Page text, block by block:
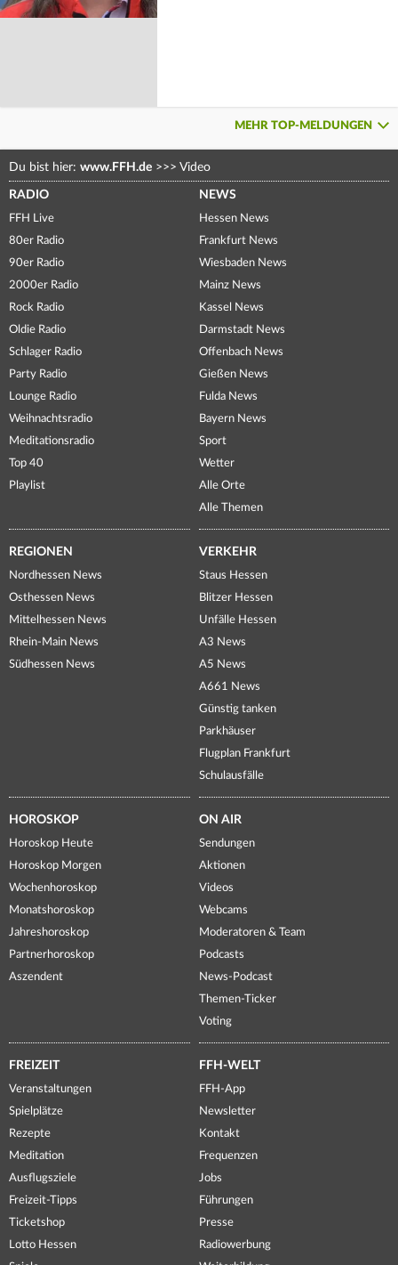
MEHR TOP-MELDUNGEN
Du bist hier: www.FFH.de >>> Video
RADIO
FFH Live
80er Radio
90er Radio
2000er Radio
Rock Radio
Oldie Radio
Schlager Radio
Party Radio
Lounge Radio
Weihnachtsradio
Meditationsradio
Top 40
Playlist
NEWS
Hessen News
Frankfurt News
Wiesbaden News
Mainz News
Kassel News
Darmstadt News
Offenbach News
Gießen News
Fulda News
Bayern News
Sport
Wetter
Alle Orte
Alle Themen
REGIONEN
Nordhessen News
Osthessen News
Mittelhessen News
Rhein-Main News
Südhessen News
VERKEHR
Staus Hessen
Blitzer Hessen
Unfälle Hessen
A3 News
A5 News
A661 News
Günstig tanken
Parkhäuser
Flugplan Frankfurt
Schulausfälle
HOROSKOP
Horoskop Heute
Horoskop Morgen
Wochenhoroskop
Monatshoroskop
Jahreshoroskop
Partnerhoroskop
Aszendent
ON AIR
Sendungen
Aktionen
Videos
Webcams
Moderatoren & Team
Podcasts
News-Podcast
Themen-Ticker
Voting
FREIZEIT
Veranstaltungen
Spielplätze
Rezepte
Meditation
Ausflugsziele
Freizeit-Tipps
Ticketshop
Lotto Hessen
FFH-WELT
FFH-App
Newsletter
Kontakt
Frequenzen
Jobs
Führungen
Presse
Radiowerbung